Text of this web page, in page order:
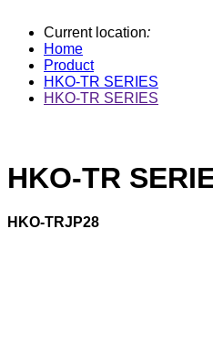
Current location:
Home
Product
HKO-TR SERIES
HKO-TR SERIES
HKO-TR
HKO-TRJP28